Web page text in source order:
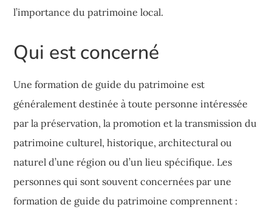
l’importance du patrimoine local.
Qui est concerné
Une formation de guide du patrimoine est
généralement destinée à toute personne intéressée
par la préservation, la promotion et la transmission du
patrimoine culturel, historique, architectural ou
naturel d’une région ou d’un lieu spécifique. Les
personnes qui sont souvent concernées par une
formation de guide du patrimoine comprennent :